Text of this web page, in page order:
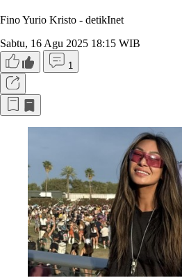
Fino Yurio Kristo - detikInet
Sabtu, 16 Agu 2025 18:15 WIB
1